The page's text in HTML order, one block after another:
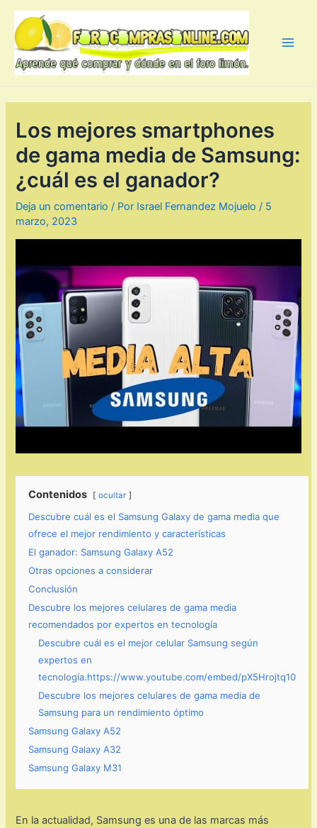
contenido
Los mejores smartphones
de gama media de Samsung:
¿cuál es el ganador?
Deja un comentario / Por Israel Fernandez Mojuelo / 5
marzo, 2023
Contenidos ocultar
Descubre cuál es el Samsung Galaxy de gama media que
ofrece el mejor rendimiento y características
El ganador: Samsung Galaxy A52
Otras opciones a considerar
Conclusión
Descubre los mejores celulares de gama media
recomendados por expertos en tecnología
Descubre cuál es el mejor celular Samsung según
expertos en
tecnología.https://www.youtube.com/embed/pX5Hrojtq10
Descubre los mejores celulares de gama media de
Samsung para un rendimiento óptimo
Samsung Galaxy A52
Samsung Galaxy A32
Samsung Galaxy M31
En la actualidad, Samsung es una de las marcas más